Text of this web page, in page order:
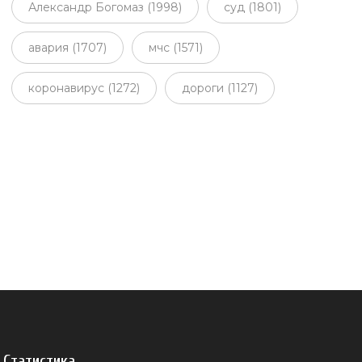
Александр Богомаз (1998) суд (1801)
авария (1707) мчс (1571)
коронавирус (1272) дороги (1127)